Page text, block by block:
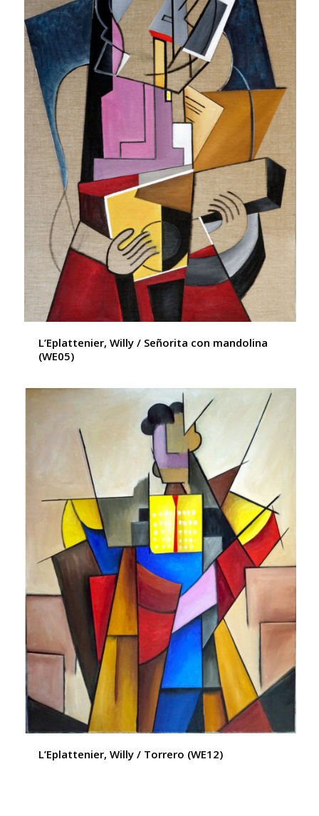
L’Eplattenier, Willy / Señorita con mandolina
(WE05)
L’Eplattenier, Willy / Torrero (WE12)